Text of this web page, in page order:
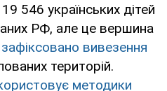
19 546 українських дітей
РФ, але це вершина
зафіксовано вивезення
територій.
методики